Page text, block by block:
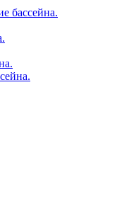
бассейна.